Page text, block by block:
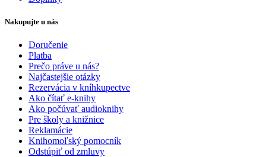
Nakupujte u nás
Doručenie
Platba
Prečo práve u nás?
Najčastejšie otázky
Rezervácia v kníhkupectve
Ako čítať e-knihy
Ako počúvať audioknihy
Pre školy a knižnice
Reklamácie
Knihomoľský pomocník
Odstúpiť od zmluvy